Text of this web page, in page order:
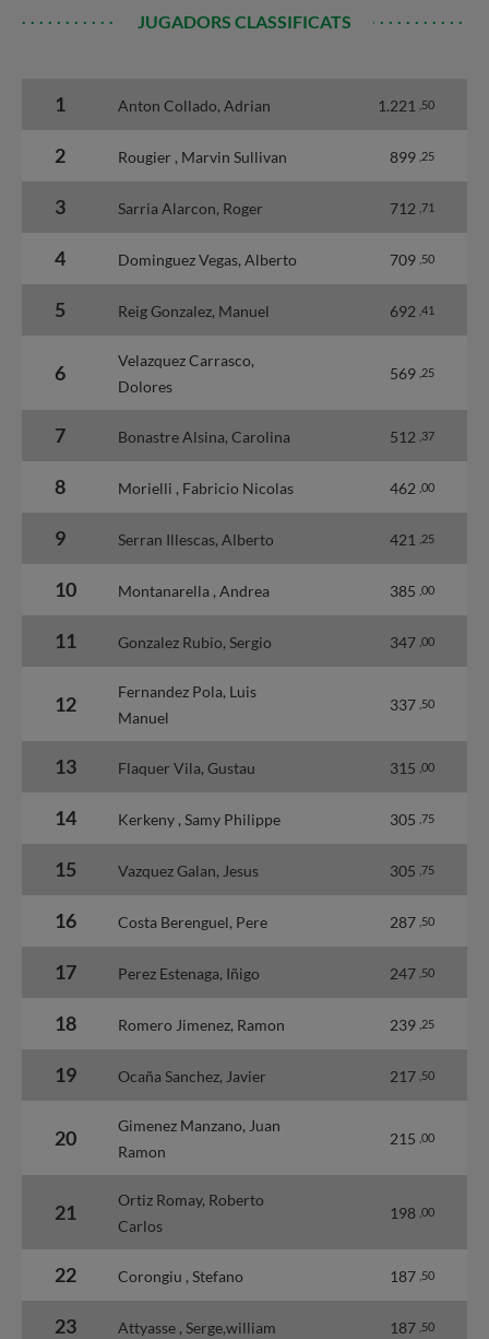
JUGADORS CLASSIFICATS
1 Anton Collado, Adrian 1.221 ,50
2 Rougier , Marvin Sullivan 899 ,25
3 Sarria Alarcon, Roger 712 ,71
4 Dominguez Vegas, Alberto 709 ,50
5 Reig Gonzalez, Manuel 692 ,41
6
Velazquez Carrasco,
Dolores
569 ,25
7 Bonastre Alsina, Carolina 512 ,37
8 Morielli , Fabricio Nicolas 462 ,00
9 Serran Illescas, Alberto 421 ,25
10 Montanarella , Andrea 385 ,00
11 Gonzalez Rubio, Sergio 347 ,00
12
Fernandez Pola, Luis
Manuel
337 ,50
13 Flaquer Vila, Gustau 315 ,00
14 Kerkeny , Samy Philippe 305 ,75
15 Vazquez Galan, Jesus 305 ,75
16 Costa Berenguel, Pere 287 ,50
17 Perez Estenaga, Iñigo 247 ,50
18 Romero Jimenez, Ramon 239 ,25
19 Ocaña Sanchez, Javier 217 ,50
20
Gimenez Manzano, Juan
Ramon
215 ,00
21
Ortiz Romay, Roberto
Carlos
198 ,00
22 Corongiu , Stefano 187 ,50
23 Attyasse , Serge,william 187 ,50